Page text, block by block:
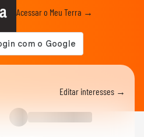
Acessar o Meu Terra →
Editar interesses →